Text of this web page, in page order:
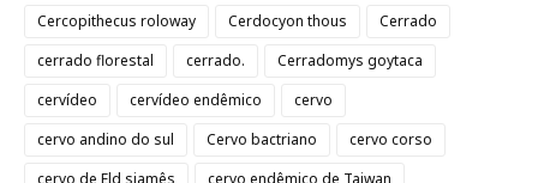
Cercopithecus roloway
Cerdocyon thous
Cerrado
cerrado florestal
cerrado.
Cerradomys goytaca
cervídeo
cervídeo endêmico
cervo
cervo andino do sul
Cervo bactriano
cervo corso
cervo de Eld siamês
cervo endêmico de Taiwan